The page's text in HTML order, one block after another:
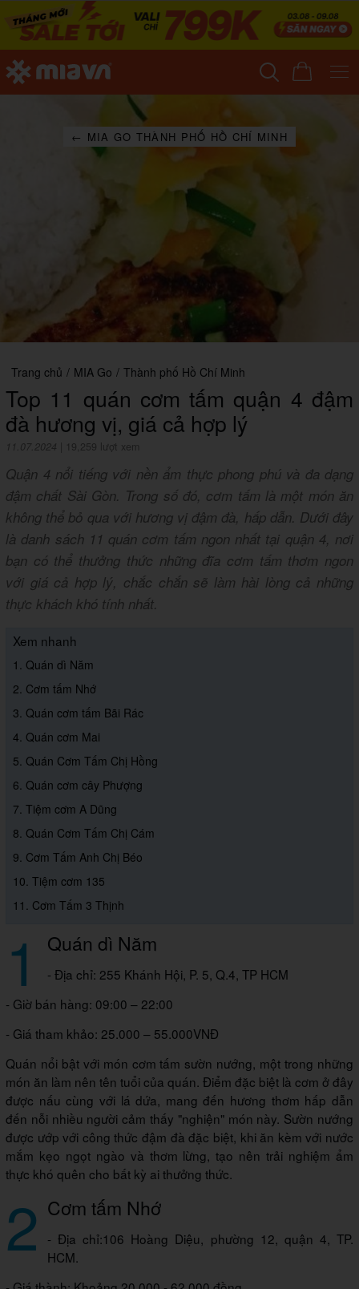
← MIA GO THÀNH PHỐ HỒ CHÍ MINH
Trang chủ / MIA Go / Thành phố Hồ Chí Minh
Top 11 quán cơm tấm quận 4 đậm
đà hương vị, giá cả hợp lý
11.07.2024 19,259 lượt xem
Quận 4 nổi tiếng với nền ẩm thực phong phú và đa dạng
đậm chất Sài Gòn. Trong số đó, cơm tấm là một món ăn
không thể bỏ qua với hương vị đậm đà, hấp dẫn. Dưới đây
là danh sách 11 quán cơm tấm ngon nhất tại quận 4, nơi
bạn có thể thưởng thức những đĩa cơm tấm thơm ngon
với giá cả hợp lý, chắc chắn sẽ làm hài lòng cả những
thực khách khó tính nhất.
Xem nhanh
1. Quán dì Năm
2. Cơm tấm Nhớ
3. Quán cơm tấm Bãi Rác
4. Quán cơm Mai
5. Quán Cơm Tấm Chị Hồng
6. Quán cơm cây Phượng
7. Tiệm cơm A Dũng
8. Quán Cơm Tấm Chị Cám
9. Cơm Tấm Anh Chị Béo
10. Tiệm cơm 135
11. Cơm Tấm 3 Thịnh
1 Quán dì Năm
- Địa chỉ: 255 Khánh Hội, P. 5, Q.4, TP HCM
- Giờ bán hàng: 09:00 – 22:00
- Giá tham khảo: 25.000 – 55.000VNĐ
Quán nổi bật với món cơm tấm sườn nướng, một trong những
món ăn làm nên tên tuổi của quán. Điểm đặc biệt là cơm ở đây
được nấu cùng với lá dứa, mang đến hương thơm hấp dẫn
đến nỗi nhiều người cảm thấy "nghiện" món này. Sườn nướng
được ướp với công thức đậm đà đặc biệt, khi ăn kèm với nước
mắm kẹo ngọt ngào và thơm lừng, tạo nên trải nghiệm ẩm
thực khó quên cho bất kỳ ai thưởng thức.
2 Cơm tấm Nhớ
- Địa chỉ:106 Hoàng Diệu, phường 12, quận 4, TP.
HCM.